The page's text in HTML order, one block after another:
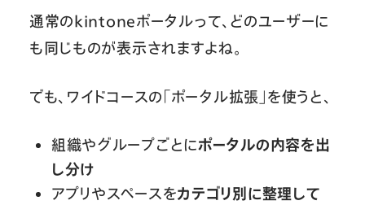
通常のkintoneポータルって、どのユーザーに
も同じものが表示されますよね。
でも、ワイドコースの「ポータル拡張」を使うと、
組織やグループごとにポータルの内容を出
し分け
アプリやスペースをカテゴリ別に整理して